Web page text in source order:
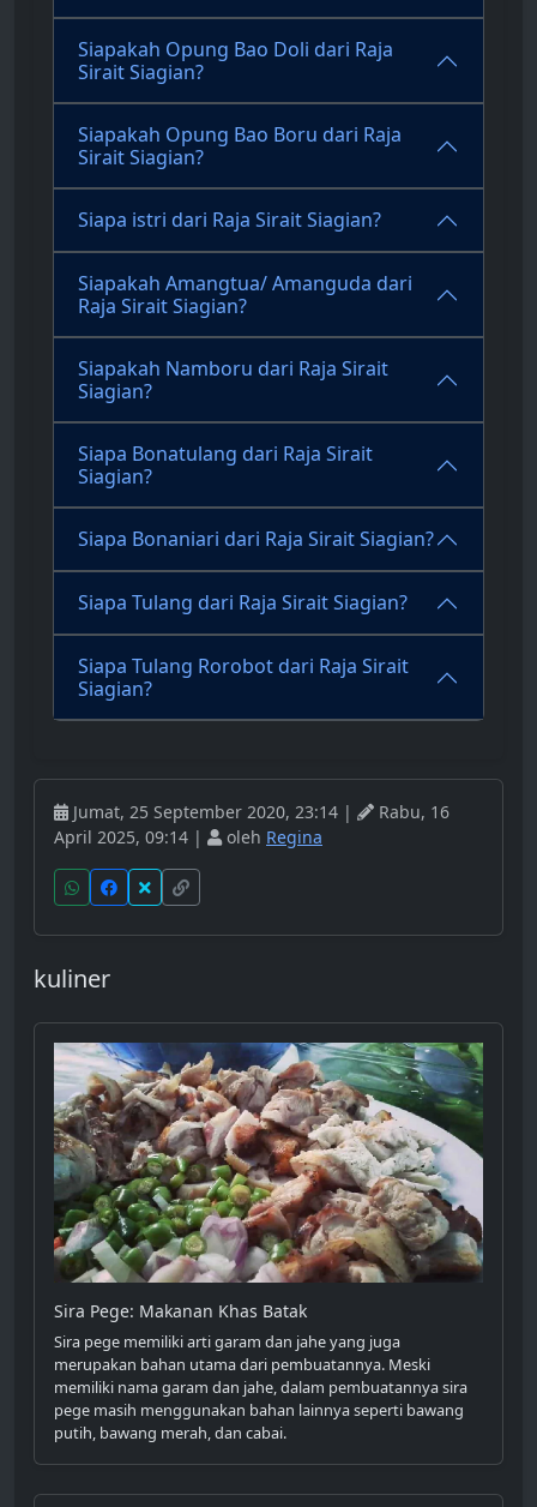
Siapakah Opung Bao Doli dari Raja
Sirait Siagian?
Siapakah Opung Bao Boru dari Raja
Sirait Siagian?
Siapa istri dari Raja Sirait Siagian?
Siapakah Amangtua/ Amanguda dari
Raja Sirait Siagian?
Siapakah Namboru dari Raja Sirait
Siagian?
Siapa Bonatulang dari Raja Sirait
Siagian?
Siapa Bonaniari dari Raja Sirait Siagian?
Siapa Tulang dari Raja Sirait Siagian?
Siapa Tulang Rorobot dari Raja Sirait
Siagian?
Jumat, 25 September 2020, 23:14 |
Rabu, 16
April 2025, 09:14 |
oleh Regina
kuliner
Sira Pege: Makanan Khas Batak
Sira pege memiliki arti garam dan jahe yang juga
merupakan bahan utama dari pembuatannya. Meski
memiliki nama garam dan jahe, dalam pembuatannya sira
pege masih menggunakan bahan lainnya seperti bawang
putih, bawang merah, dan cabai.